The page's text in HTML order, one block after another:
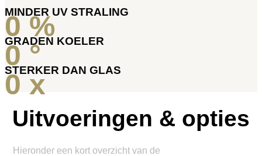
MINDER UV STRALING
0 %
GRADEN KOELER
0 °
STERKER DAN GLAS
0 x
Uitvoeringen & opties
Hieronder een kort overzicht van de